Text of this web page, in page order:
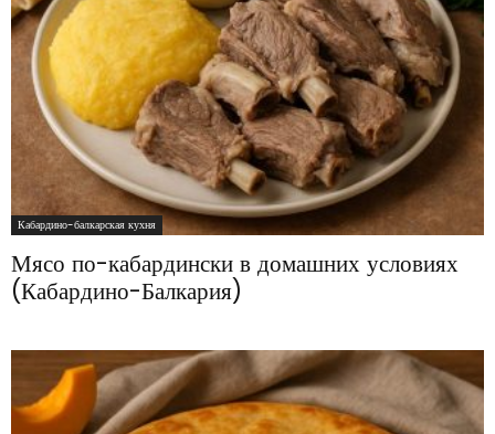
Кабардино-балкарская кухня
Мясо по-кабардински в домашних условиях
(Кабардино-Балкария)